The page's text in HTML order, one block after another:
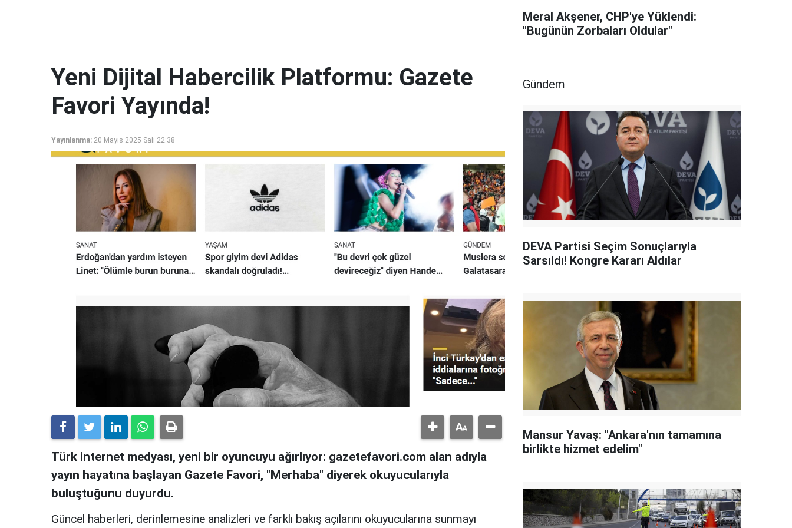
Meral Akşener, CHP'ye Yüklendi:
"Bugünün Zorbaları Oldular"
Yeni Dijital Habercilik Platformu: Gazete
Favori Yayında!
Yayınlanma: 20 Mayıs 2025 Salı 22:38
Türk internet medyası, yeni bir oyuncuyu ağırlıyor: gazetefavori.com alan adıyla
yayın hayatına başlayan Gazete Favori, "Merhaba" diyerek okuyucularıyla
buluştuğunu duyurdu.
Güncel haberleri, derinlemesine analizleri ve farklı bakış açılarını okuyucularına sunmayı
Gündem
DEVA Partisi Seçim Sonuçlarıyla
Sarsıldı! Kongre Kararı Aldılar
Mansur Yavaş: "Ankara'nın tamamına
birlikte hizmet edelim"